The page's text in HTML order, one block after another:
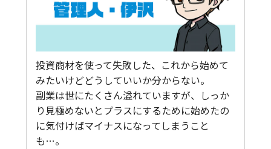
投資商材を使って失敗した、これから始めて
みたいけどどうしていいか分からない。
副業は世にたくさん溢れていますが、しっか
り見極めないとプラスにするために始めたの
に気付けばマイナスになってしまうこと
も…。